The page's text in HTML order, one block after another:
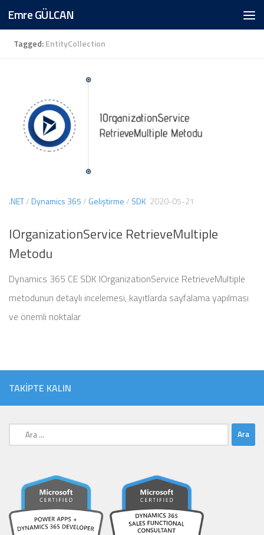
Skip to content
Emre GÜLCAN
Tagged:EntityCollection
.NET/Dynamics 365/ Geliştirme/ SDK 2020-05-21
IOrganizationService RetrieveMultiple
Metodu
Dynamics 365 CE SDK IOrganizationService RetrieveMultiple
metodunun detaylı incelemesi, kayıtlarda sayfalama yapılması
ve önemli noktalar
TAKIPTE KALIN
Arama: